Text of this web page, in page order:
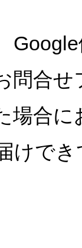
問合
場合
けで